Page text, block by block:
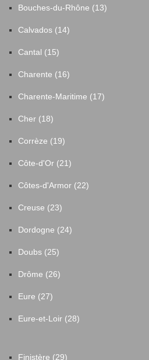
Bouches-du-Rhône (13)
Calvados (14)
Cantal (15)
Charente (16)
Charente-Maritime (17)
Cher (18)
Corrèze (19)
Côte-d'Or (21)
Côtes-d'Armor (22)
Creuse (23)
Dordogne (24)
Doubs (25)
Drôme (26)
Eure (27)
Eure-et-Loir (28)
Finistère (29)